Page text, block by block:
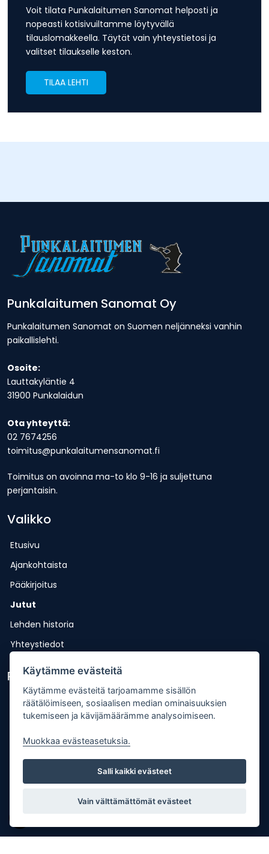
Voit tilata Punkalaitumen Sanomat helposti ja
nopeasti kotisivuiltamme löytyvällä
tilauslomakkeella. Täytät vain yhteystietosi ja
valitset tilaukselle keston.
TILAA LEHTI
Punkalaitumen Sanomat Oy
Punkalaitumen Sanomat on Suomen neljänneksi vanhin
paikallislehti.
Osoite:
Lauttakyläntie 4
31900 Punkalaidun
Ota yhteyttä:
02 7674256
toimitus@punkalaitumensanomat.fi
Toimitus on avoinna ma-to klo 9-16 ja suljettuna
perjantaisin.
Valikko
Etusivu
Ajankohtaista
Pääkirjoitus
Jutut
Lehden historia
Yhteystiedot
Pikalinkit
Lähetä uutisvinkki
Kopiointiohje
Mediakortti
Tilaa lehti
Osoitteenmuutos
Käytämme evästeitä
Käytämme evästeitä tarjoamamme sisällön
räätälöimiseen, sosiaalisen median ominaisuuksien
tukemiseen ja kävijämäärämme analysoimiseen.
Muokkaa evästeasetuksia.
Salli kaikki evästeet
Vain välttämättömät evästeet